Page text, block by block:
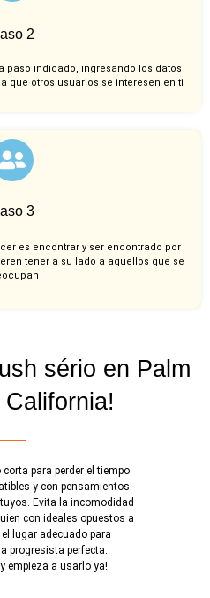
2
paso indicado, ingresando los datos
que otros usuarios se interesen en ti
3
es encontrar y ser encontrado por
tener a su lado a aquellos que se
sério en Palm
para perder el tiempo
y con pensamientos
Evita la incomodidad
con ideales opuestos a
lugar adecuado para
progresista perfecta.
empieza a usarlo ya!